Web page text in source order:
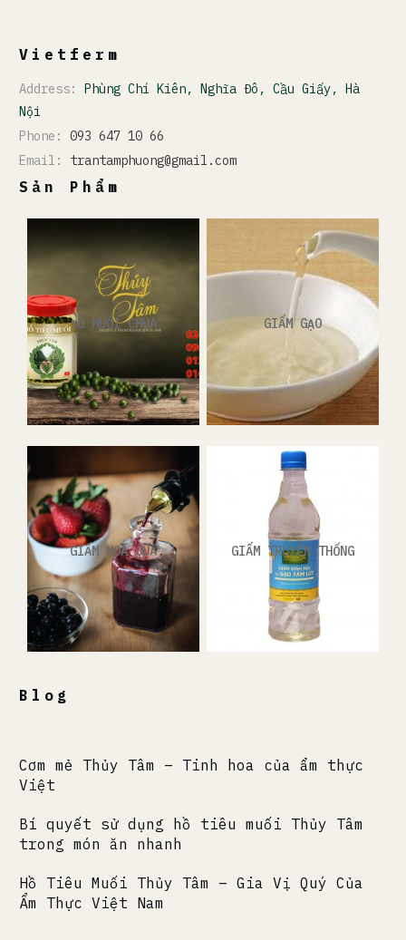
Vietferm
Address: Phùng Chí Kiên, Nghĩa Đô, Cầu Giấy, Hà
Nội
Phone: 093 647 10 66
Email: trantamphuong@gmail.com
Sản Phẩm
ĐỒ MUỐI CHUA GIẤM GẠO
GIẤM HOA QUẢ GIẤM TRUYỀN THỐNG
Blog
Cơm mẻ Thủy Tâm – Tinh hoa của ẩm thực
Việt
Bí quyết sử dụng hồ tiêu muối Thủy Tâm
trong món ăn nhanh
Hồ Tiêu Muối Thủy Tâm – Gia Vị Quý Của
Ẩm Thực Việt Nam